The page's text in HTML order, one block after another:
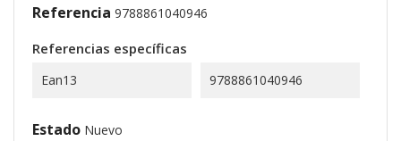
Referencia 9788861040946
Referencias específicas
Ean13 9788861040946
Estado Nuevo